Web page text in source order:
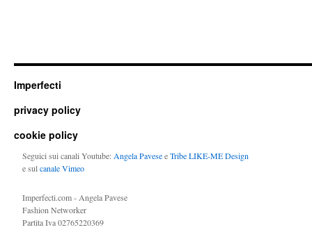
Imperfecti
privacy policy
cookie policy
Seguici sui canali Youtube: Angela PaveseeTribe LIKE-ME Design
e sulcanale Vimeo
Imperfecti.com - Angela Pavese
Fashion Networker
Partita Iva 02765220369